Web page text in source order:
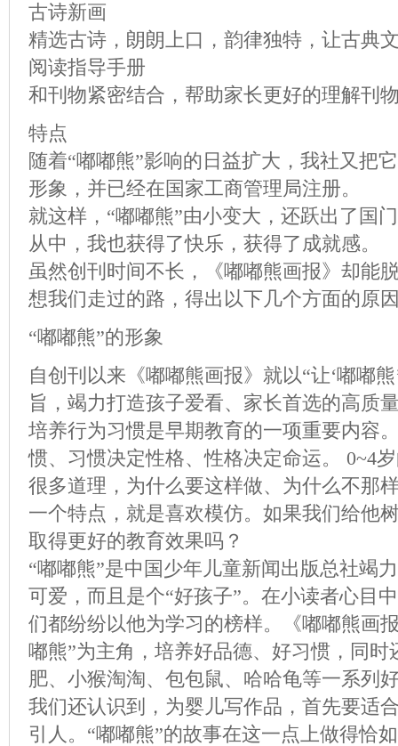
古诗新画
精选古诗，朗朗上口，韵律独特，让古典
阅读指导手册
和刊物紧密结合，帮助家长更好的理解刊
特点
随着“嘟嘟熊”影响的日益扩大，我社又把
形象，并已经在国家工商管理局注册。
就这样，“嘟嘟熊”由小变大，还跃出了国
从中，我也获得了快乐，获得了成就感。
虽然创刊时间不长，《嘟嘟熊画报》却能
想我们走过的路，得出以下几个方面的原
“嘟嘟熊”的形象
自创刊以来《嘟嘟熊画报》就以“让‘嘟嘟
旨，竭力打造孩子爱看、家长首选的高质
培养行为习惯是早期教育的一项重要内容
惯、习惯决定性格、性格决定命运。 0~4
很多道理，为什么要这样做、为什么不那
一个特点，就是喜欢模仿。如果我们给他
取得更好的教育效果吗？
“嘟嘟熊”是中国少年儿童新闻出版总社竭
可爱，而且是个“好孩子”。在小读者心目
们都纷纷以他为学习的榜样。《嘟嘟熊画
嘟熊”为主角，培养好品德、好习惯，同
肥、小猴淘淘、包包鼠、哈哈龟等一系列
我们还认识到，为婴儿写作品，首先要适
引人。“嘟嘟熊”的故事在这一点上做得恰